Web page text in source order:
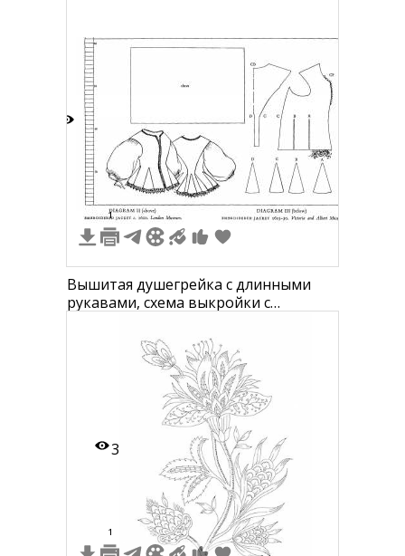
1
Вышитая душегрейка с длинными
рукавами, схема выкройки с
3
1